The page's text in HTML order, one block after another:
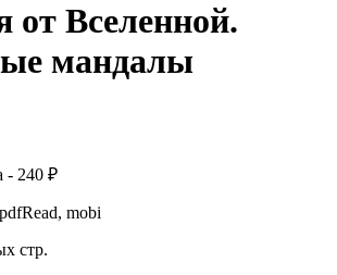
от Вселенной.
мандалы
- 240 ₽
mobi
стр.